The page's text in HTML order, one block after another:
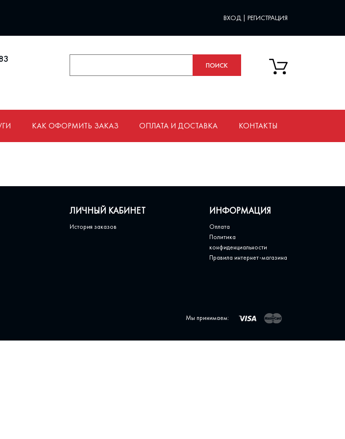
ВХОД | РЕГИСТРАЦИЯ
КАК ОФОРМИТЬ ЗАКАЗ ОПЛАТА И ДОСТАВКА КОНТАКТЫ
ЛИЧНЫЙ КАБИНЕТ
История заказов
ИНФОРМАЦИЯ
Оплата
Политика
конфиденциальности
Правила интернет-магазина
Мы принимаем: